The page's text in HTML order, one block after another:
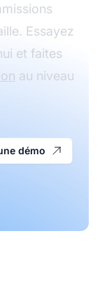
Essayez
et faites
au niveau
démo